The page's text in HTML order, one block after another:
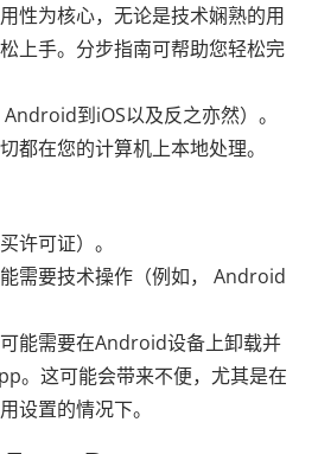
性为核心，无论是技术娴熟的用
上手。分步指南可帮助您轻松完
到iOS以及反之亦然）。
都在您的计算机上本地处理。
许可证）。
需要技术操作（例如， Android
能需要在Android设备上卸载并
。这可能会带来不便，尤其是在
设置的情况下。